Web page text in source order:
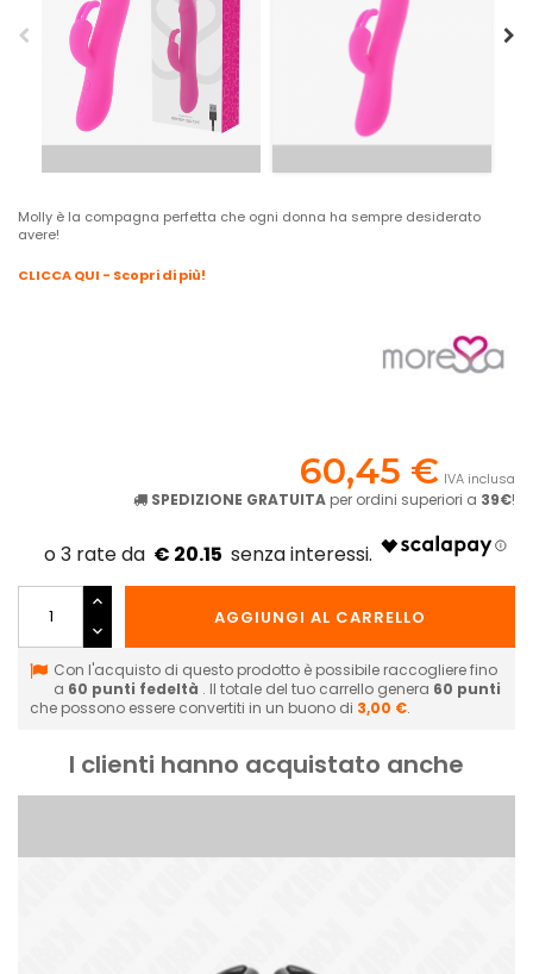
Molly è la compagna perfetta che ogni donna ha sempre desiderato
avere!
CLICCA QUI - Scopri di più!
60,45 € IVA inclusa
SPEDIZIONE GRATUITA per ordini superiori a 39€!
€ 20.15
AGGIUNGI AL CARRELLO
Con l'acquisto di questo prodotto è possibile raccogliere fino
a 60 punti fedeltà . Il totale del tuo carrello genera 60 punti
che possono essere convertiti in un buono di 3,00 €.
I clienti hanno acquistato anche